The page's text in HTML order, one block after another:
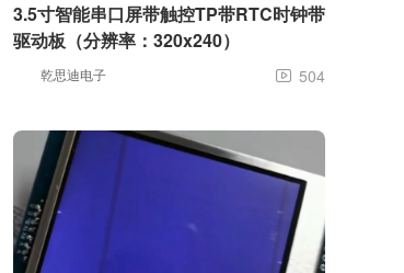
3.5寸智能串口屏带触控TP带RTC时钟带
驱动板（分辨率：320x240）
乾思迪电子  504